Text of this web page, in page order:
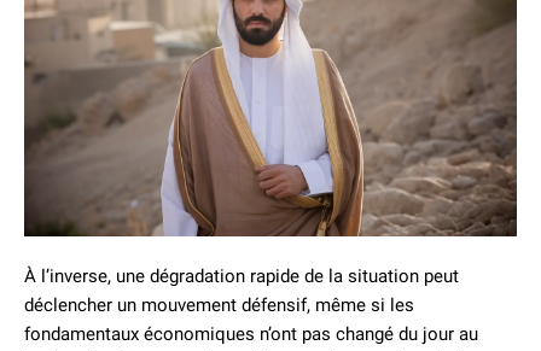
À l’inverse, une dégradation rapide de la situation peut
déclencher un mouvement défensif, même si les
fondamentaux économiques n’ont pas changé du jour au